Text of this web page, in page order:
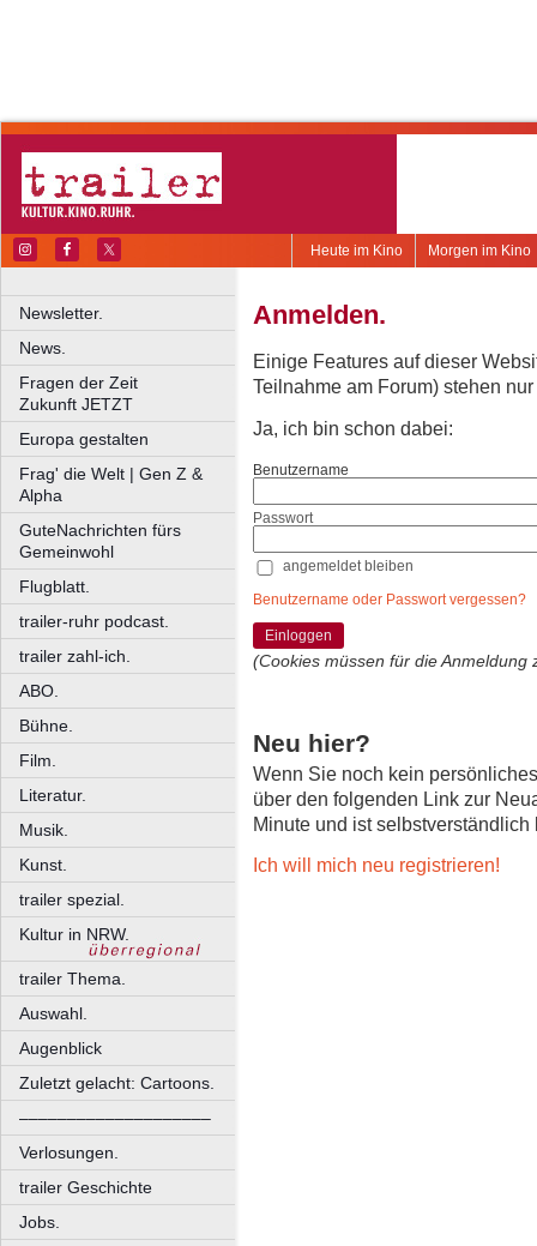
Morgen im Kino
Heute im Kino
Newsletter.
News.
Fragen der Zeit
Zukunft JETZT
Europa gestalten
Frag' die Welt | Gen Z &
Alpha
GuteNachrichten fürs
Gemeinwohl
Flugblatt.
trailer-ruhr podcast.
trailer zahl-ich.
ABO.
Bühne.
Film.
Literatur.
Musik.
Kunst.
trailer spezial.
Kultur in NRW.
trailer Thema.
Auswahl.
Augenblick
Zuletzt gelacht: Cartoons.
––––––––––––––––––––
Verlosungen.
trailer Geschichte
Jobs.
Anmelden.
Einige Features auf dieser
Teilnahme am Forum) stehen
Ja, ich bin schon dabei:
Benutzername
Passwort
angemeldet bleiben
Benutzername oder Passwort vergessen?
Einloggen
(Cookies müssen für die Anmeldung
Neu hier?
Wenn Sie noch kein
über den folgenden Link zur
Minute und ist selbstverständlich
Ich will mich neu registrieren!